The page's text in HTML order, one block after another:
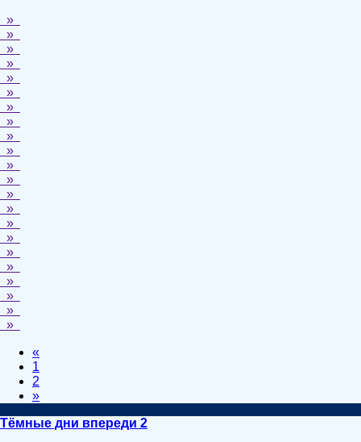
»
»
»
»
»
»
»
»
»
»
»
»
»
»
»
»
»
»
»
»
»
»
«
1
2
»
Тёмные дни впереди 2